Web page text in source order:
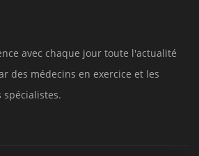
avec chaque jour toute l'actualité
des médecins en exercice et les
spécialistes.